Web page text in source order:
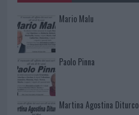
Mario Malu
Paolo Pinna
Martina Agostina Diturco